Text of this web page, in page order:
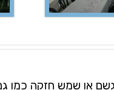
גשם או שמש חזקה כמו